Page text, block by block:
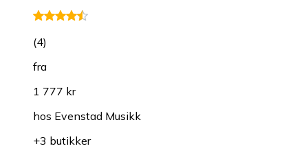
(4)
fra
1 777 kr
hos Evenstad Musikk
+3 butikker